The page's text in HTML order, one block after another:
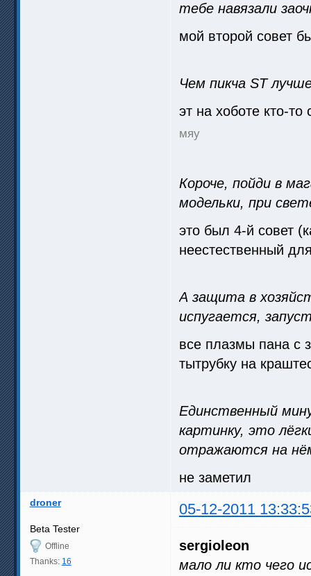
тебе навязали
мой второй совет
Чем пикча ST
эт на хоботе кто-то
мяу
Короче, пойди в
модельки, при
это был 4-й совет
неестественный
А защита в
испугается,
все плазмы пана с
тытрубку на
Единственный
картинку, это
отражаются на
не заметил
droner 05-12-2011
Beta Tester
Offline
Thanks: 16
sergioleon
мало ли кто чего